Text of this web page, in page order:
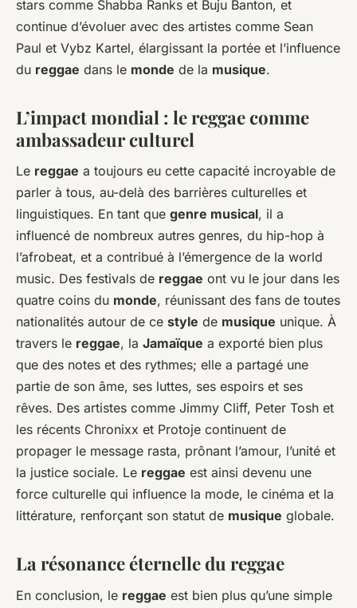
stars comme Shabba Ranks et Buju Banton, et
continue d’évoluer avec des artistes comme Sean
Paul et Vybz Kartel, élargissant la portée et l’influence
du reggae dans le monde de la musique.
L’impact mondial : le reggae comme
ambassadeur culturel
Le reggae a toujours eu cette capacité incroyable de
parler à tous, au-delà des barrières culturelles et
linguistiques. En tant que genre musical, il a
influencé de nombreux autres genres, du hip-hop à
l’afrobeat, et a contribué à l’émergence de la world
music. Des festivals de reggae ont vu le jour dans les
quatre coins du monde, réunissant des fans de toutes
nationalités autour de ce style de musique unique. À
travers le reggae, la Jamaïque a exporté bien plus
que des notes et des rythmes; elle a partagé une
partie de son âme, ses luttes, ses espoirs et ses
rêves. Des artistes comme Jimmy Cliff, Peter Tosh et
les récents Chronixx et Protoje continuent de
propager le message rasta, prônant l’amour, l’unité et
la justice sociale. Le reggae est ainsi devenu une
force culturelle qui influence la mode, le cinéma et la
littérature, renforçant son statut de musique globale.
La résonance éternelle du reggae
En conclusion, le reggae est bien plus qu’une simple